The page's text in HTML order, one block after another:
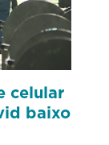
celular
baixo